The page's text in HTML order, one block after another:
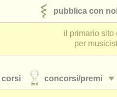
pubblica con
il primario sito
per
corsi concorsi/premi